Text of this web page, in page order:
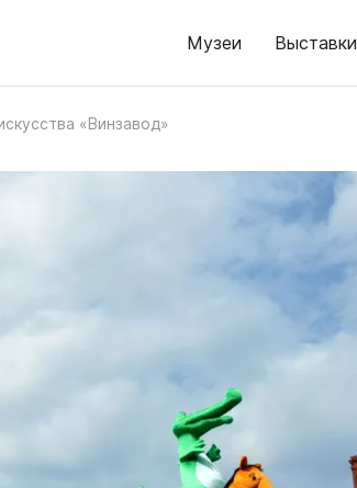
Музеи Выставки
«Винзавод»